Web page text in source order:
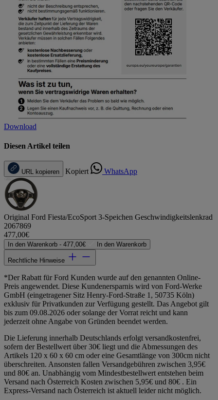
Download
Diesen Artikel teilen
URL kopieren Kopiert WhatsApp
Original Ford Fiesta/EcoSport 3-Speichen Geschwindigkeitslenkrad
2067869
477,00€
In den Warenkorb - 477,00€ In den Warenkorb
Rechtliche Hinweise
*Der Rabatt für Ford Kunden wurde auf den genannten Online-
Preis angewendet. Diese Kundenersparnis wird von Ford-Werke
GmbH (eingetragener Sitz Henry-Ford-Straße 1, 50735 Köln)
exklusiv für Privatkunden zur Verfügung gestellt. Das Angebot gilt
bis zum 09.08.2026 oder solange der Vorrat reicht und kann
jederzeit ohne Angabe von Gründen beendet werden.
Die Lieferung innerhalb Deutschlands erfolgt versandkostenfrei,
sofern der Bestellwert über 30€ liegt und die Abmessungen des
Artikels 120 x 60 x 60 cm oder eine Gesamtlänge von 300cm nicht
überschreiten. Ansonsten fallen Versandgebühren zwischen 3,95€
und 80€ an. Unabhängig vom Mindestbestellwert entstehen beim
Versand nach Österreich Kosten zwischen 5,95€ und 80€ . Ein
Express-Versand nach Österreich ist aktuell leider nicht möglich.